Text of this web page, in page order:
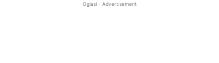
Oglasi - Advertisement